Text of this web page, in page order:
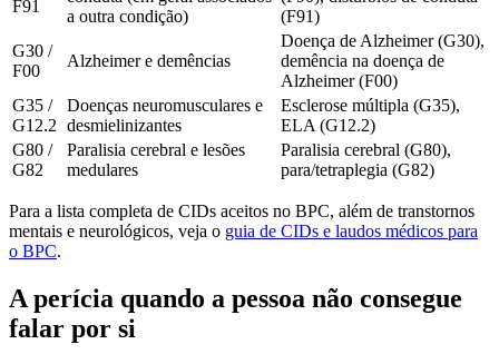
F91
a outra condição)
(F91)
G30 /
F00
Alzheimer e demências
Doença de Alzheimer (G30),
demência na doença de
Alzheimer (F00)
G35 /
G12.2
Doenças neuromusculares e
desmielinizantes
Esclerose múltipla (G35),
ELA (G12.2)
G80 /
G82
Paralisia cerebral e lesões
medulares
Paralisia cerebral (G80),
para/tetraplegia (G82)
Para a lista completa de CIDs aceitos no BPC, além de transtornos
mentais e neurológicos, veja o guia de CIDs e laudos médicos para
o BPC.
A perícia quando a pessoa não consegue
falar por si